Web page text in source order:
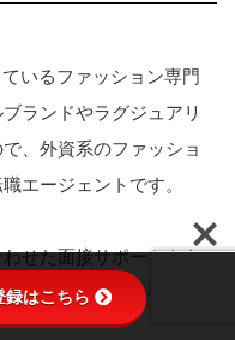
いるファッション専門
ランドやラグジュアリ
、外資系のファッショ
エージェントです。
せた面接サポートもあ
転職者にとって手厚い
はこちら